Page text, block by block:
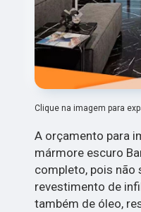
Clique na imagem para
A orçamento para
mármore escuro
completo, pois não
revestimento de
também de óleo,